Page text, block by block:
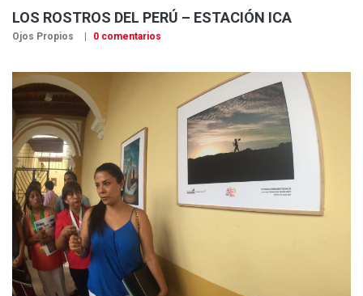
LOS ROSTROS DEL PERÚ – ESTACIÓN ICA
Ojos Propios 0 comentarios